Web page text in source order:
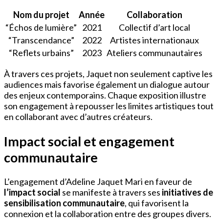
Nom du projet
Année
Collaboration
“Échos de lumière” 2021
Collectif d’art local
“Transcendance”
2022
Artistes internationaux
“Reflets urbains”
2023 Ateliers communautaires
À travers ces projets, Jaquet non seulement captive les
audiences mais favorise également un dialogue autour
des enjeux contemporains. Chaque exposition illustre
son engagement à repousser les limites artistiques tout
en collaborant avec d’autres créateurs.
Impact social et engagement
communautaire
L’engagement d’Adeline Jaquet Mari en faveur de
l’impact social se manifeste à travers ses initiatives de
sensibilisation communautaire, qui favorisent la
connexion et la collaboration entre des groupes divers.